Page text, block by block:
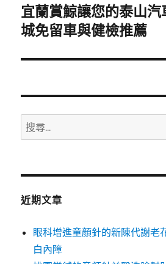
下
一
文
宜蘭賞鯨讓您的泰山
城免留車與健檢推薦
搜
尋
鍵
近期文章
眼科增進童顏針的新陳代謝老
白內障